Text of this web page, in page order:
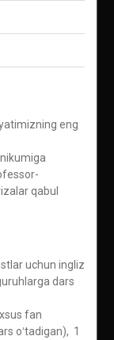
eng
qabul
uchun ingliz
dars
fan
oʻtadigan), 1